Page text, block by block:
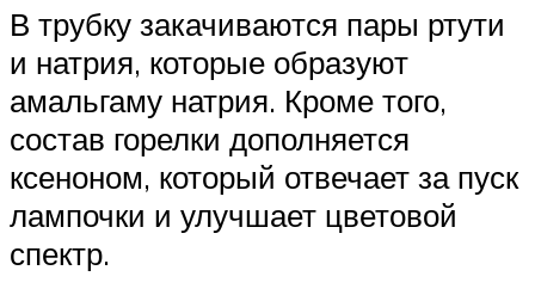
В трубку закачиваются пары ртути
и натрия, которые образуют
амальгаму натрия. Кроме того,
состав горелки дополняется
ксеноном, который отвечает за пуск
лампочки и улучшает цветовой
спектр.